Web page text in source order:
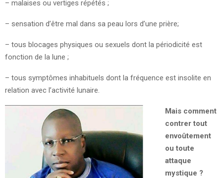
– malaises ou vertiges répétés ;
– sensation d’être mal dans sa peau lors d’une prière;
– tous blocages physiques ou sexuels dont la périodicité est
fonction de la lune ;
– tous symptômes inhabituels dont la fréquence est insolite en
relation avec l’activité lunaire.
Mais comment
contrer tout
envoûtement
ou toute
attaque
mystique ?